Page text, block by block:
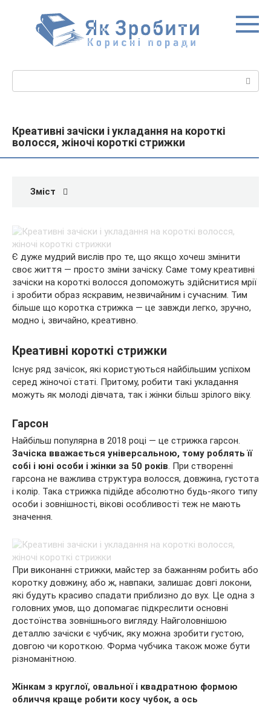
Креативні зачіски і укладання на короткі
волосся, жіночі короткі стрижки
Зміст
Є дуже мудрий вислів про те, що якщо хочеш змінити
своє життя — просто зміни зачіску. Саме тому креативні
зачіски на короткі волосся допоможуть здійснитися мрії
і зробити образ яскравим, незвичайним і сучасним. Тим
більше що коротка стрижка — це завжди легко, зручно,
модно і, звичайно, креативно.
Креативні короткі стрижки
Існує ряд зачісок, які користуються найбільшим успіхом
серед жіночої статі. Притому, робити такі укладання
можуть як молоді дівчата, так і жінки більш зрілого віку.
Гарсон
Найбільш популярна в 2018 році — це стрижка гарсон.
Зачіска вважається універсальною, тому роблять її
собі і юні особи і жінки за 50 років. При створенні
гарсона не важлива структура волосся, довжина, густота
і колір. Така стрижка підійде абсолютно будь-якого типу
особи і зовнішності, вікові особливості теж не мають
значення.
При виконанні стрижки, майстер за бажанням робить або
коротку довжину, або ж, навпаки, залишає довгі локони,
які будуть красиво спадати приблизно до вух. Це одна з
головних умов, що допомагає підкреслити основні
достоїнства зовнішнього вигляду. Найголовнішою
деталлю зачіски є чубчик, яку можна зробити густою,
довгою чи короткою. Форма чубчика також може бути
різноманітною.
Жінкам з круглої, овальної і квадратною формою
обличчя краще робити косу чубок, а ось